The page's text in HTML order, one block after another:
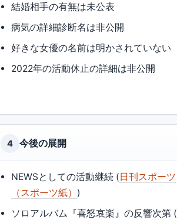
結婚相手の有無は未公表
病気の詳細診断名は非公開
好きな女優の名前は明かされていない
2022年の活動休止の詳細は非公開
4 今後の展開
NEWSとしての活動継続 (日刊スポーツ
（スポーツ紙） )
ソロアルバム『喜怒哀楽』の反響次第 (